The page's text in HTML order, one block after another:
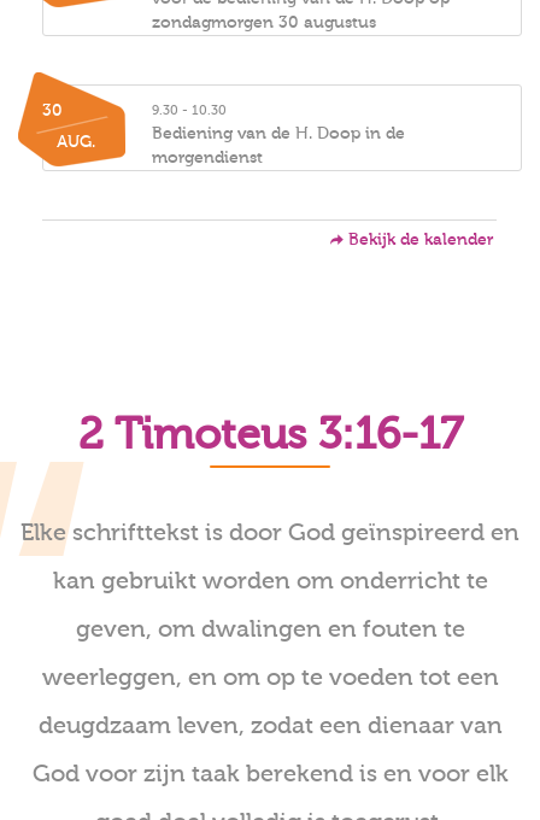
zondagmorgen 30 augustus
30
AUG.
9.30 - 10.30
Bediening van de H. Doop in de
morgendienst
Bekijk de kalender
2 Timoteus 3:16-17
Elke schrifttekst is door God geïnspireerd en
kan gebruikt worden om onderricht te
geven, om dwalingen en fouten te
weerleggen, en om op te voeden tot een
deugdzaam leven, zodat een dienaar van
God voor zijn taak berekend is en voor elk